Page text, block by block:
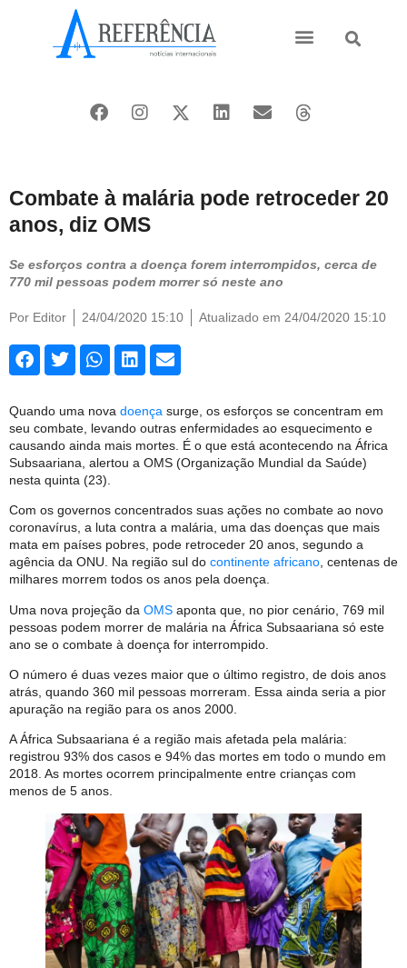
Combate à malária pode retroceder 20
anos, diz OMS
Se esforços contra a doença forem interrompidos, cerca de
770 mil pessoas podem morrer só neste ano
Por Editor 24/04/2020 15:10 Atualizado em 24/04/2020 15:10
Quando uma nova doença surge, os esforços se concentram em
seu combate, levando outras enfermidades ao esquecimento e
causando ainda mais mortes. É o que está acontecendo na África
Subsaariana, alertou a OMS (Organização Mundial da Saúde)
nesta quinta (23).
Com os governos concentrados suas ações no combate ao novo
coronavírus, a luta contra a malária, uma das doenças que mais
mata em países pobres, pode retroceder 20 anos, segundo a
agência da ONU. Na região sul do continente africano, centenas de
milhares morrem todos os anos pela doença.
Uma nova projeção da OMS aponta que, no pior cenário, 769 mil
pessoas podem morrer de malária na África Subsaariana só este
ano se o combate à doença for interrompido.
O número é duas vezes maior que o último registro, de dois anos
atrás, quando 360 mil pessoas morreram. Essa ainda seria a pior
apuração na região para os anos 2000.
A África Subsaariana é a região mais afetada pela malária:
registrou 93% dos casos e 94% das mortes em todo o mundo em
2018. As mortes ocorrem principalmente entre crianças com
menos de 5 anos.